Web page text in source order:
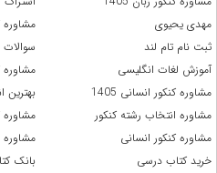
مهدی یحیوی
مشاوره
ثبت نام تام لند
آموزش لغات انگلیسی
مشاوره
مشاوره کنکور انسانی 1405
بهترین
مشاوره انتخاب رشته کنکور
مشاوره
مشاوره کنکور انسانی
مشاوره
خرید کتاب درسی
بانک